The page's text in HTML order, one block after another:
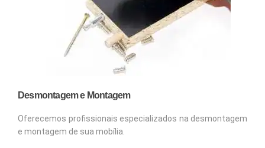
Desmontagem e Montagem
Oferecemos profissionais especializados na desmontagem
e montagem de sua mobília.